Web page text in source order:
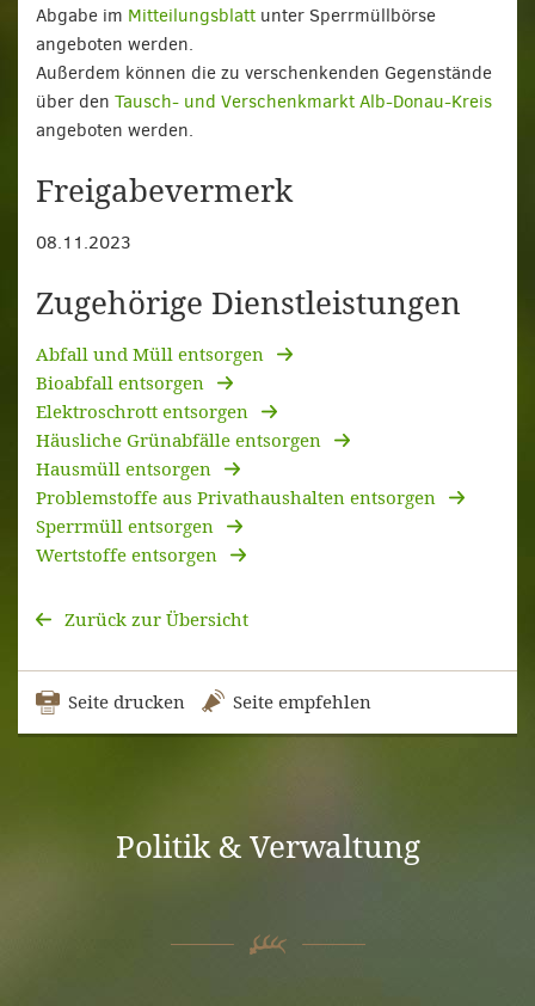
Abgabe im Mitteilungsblatt unter Sperrmüllbörse
angeboten werden.
Außerdem können die zu verschenkenden Gegenstände
über den Tausch- und Verschenkmarkt Alb-Donau-Kreis
angeboten werden.
Freigabevermerk
08.11.2023
Zugehörige Dienstleistungen
Abfall und Müll entsorgen
Bioabfall entsorgen
Elektroschrott entsorgen
Häusliche Grünabfälle entsorgen
Hausmüll entsorgen
Problemstoffe aus Privathaushalten entsorgen
Sperrmüll entsorgen
Wertstoffe entsorgen
Zurück zur Übersicht
Seite drucken Seite empfehlen
Politik & Verwaltung